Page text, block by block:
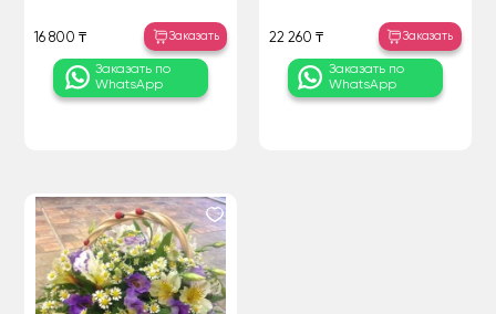
16 800 ₸ Заказать
Заказать по
WhatsApp
22 260 ₸ Заказать
Заказать по
WhatsApp